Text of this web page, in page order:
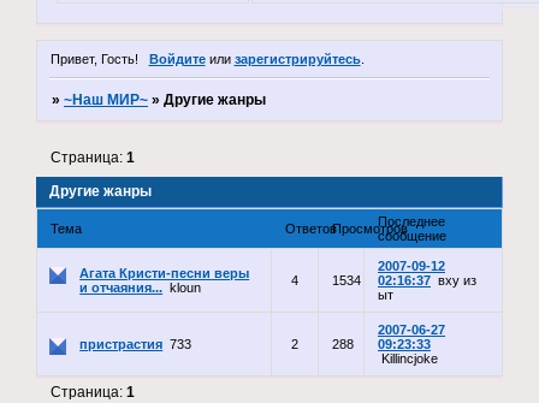
Привет, Гость! Войдитеили зарегистрируйтесь.
»~Наш МИР~ »Другие жанры
Другие жанры
Страница:1
Тема ОтветовПросмотровПоследнее
сообщение
Агата Кристи-песни веры
и отчаяния... kloun 4 1534
2007-09-12
02:16:37 вху из
ыт
пристрастия 733 2 288
2007-06-27
09:23:33
Killincjoke
Страница:1